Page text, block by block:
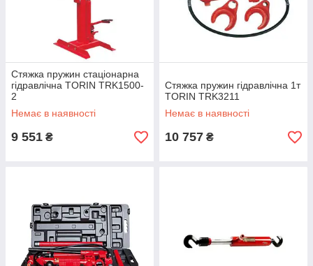
Стяжка пружин стаціонарна
гідравлічна TORIN TRK1500-
2
Немає в наявності
9 551 ₴
Стяжка пружин гідравлічна 1т
TORIN TRK3211
Немає в наявності
10 757 ₴